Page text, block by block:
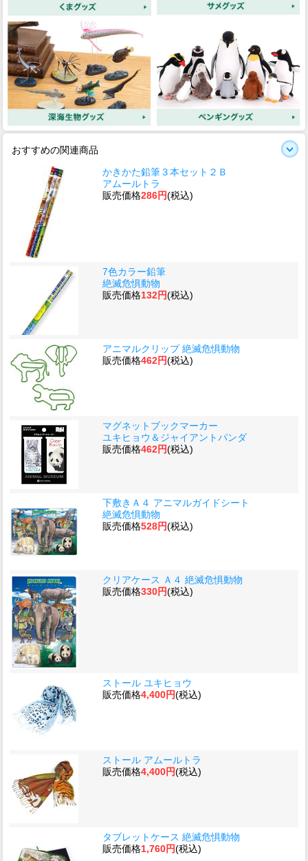
おすすめの関連商品
かきかた鉛筆３本セット２Ｂ
アムールトラ
販売価格286円(税込)
7色カラー鉛筆
絶滅危惧動物
販売価格132円(税込)
アニマルクリップ 絶滅危惧動物
販売価格462円(税込)
マグネットブックマーカー
ユキヒョウ＆ジャイアントパンダ
販売価格462円(税込)
下敷きＡ４ アニマルガイドシート
絶滅危惧動物
販売価格528円(税込)
クリアケース Ａ４ 絶滅危惧動物
販売価格330円(税込)
ストール ユキヒョウ
販売価格4,400円(税込)
ストール アムールトラ
販売価格4,400円(税込)
タブレットケース 絶滅危惧動物
販売価格1,760円(税込)